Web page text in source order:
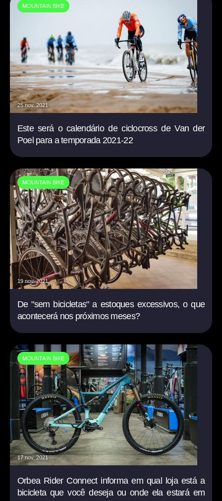
MOUNTAIN BIKE
25 nov. 2021
Este será o calendário de ciclocross de Van der
Poel para a temporada 2021-22
MOUNTAIN BIKE
19 nov. 2021
De "sem bicicletas" a estoques excessivos, o que
acontecerá nos próximos meses?
MOUNTAIN BIKE
17 nov. 2021
Orbea Rider Connect informa em qual loja está a
bicicleta que você deseja ou onde ela estará em